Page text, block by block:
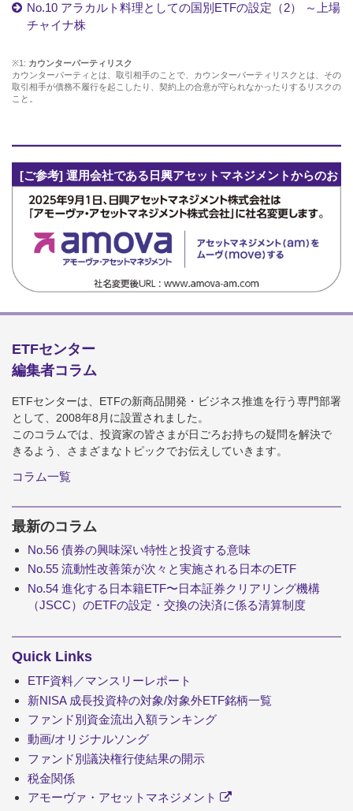
No.10 アラカルト料理としての国別ETFの設定（2） ～上場
チャイナ株
※1: カウンターパーティリスク
カウンターパーティとは、取引相手のことで、カウンターパーティリスクとは、その
取引相手が債務不履行を起こしたり、契約上の合意が守られなかったりするリスクの
こと。
[ご参考] 運用会社である日興アセットマネジメントからのお
知らせ
ETFセンター
編集者コラム
ETFセンターは、ETFの新商品開発・ビジネス推進を行う専門部署
として、2008年8月に設置されました。
このコラムでは、投資家の皆さまが日ごろお持ちの疑問を解決で
きるよう、さまざまなトピックでお伝えしていきます。
コラム一覧
最新のコラム
No.56 債券の興味深い特性と投資する意味
No.55 流動性改善策が次々と実施される日本のETF
No.54 進化する日本籍ETF〜日本証券クリアリング機構
（JSCC）のETFの設定・交換の決済に係る清算制度
Quick Links
ETF資料／マンスリーレポート
新NISA 成長投資枠の対象/対象外ETF銘柄一覧
ファンド別資金流出入額ランキング
動画/オリジナルソング
ファンド別議決権行使結果の開示
税金関係
アモーヴァ・アセットマネジメント